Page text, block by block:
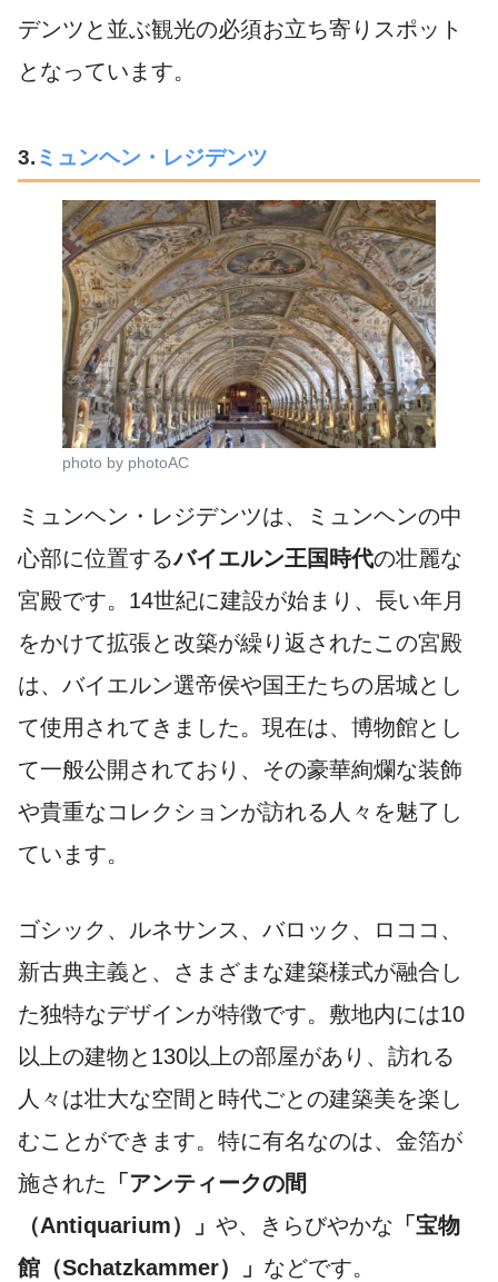
デンツと並ぶ観光の必須お立ち寄りスポット
となっています。
3. ミュンヘン・レジデンツ
photo by photoAC
ミュンヘン・レジデンツは、ミュンヘンの中
心部に位置するバイエルン王国時代の壮麗な
宮殿です。14世紀に建設が始まり、長い年月
をかけて拡張と改築が繰り返されたこの宮殿
は、バイエルン選帝侯や国王たちの居城とし
て使用されてきました。現在は、博物館とし
て一般公開されており、その豪華絢爛な装飾
や貴重なコレクションが訪れる人々を魅了し
ています。
ゴシック、ルネサンス、バロック、ロココ、
新古典主義と、さまざまな建築様式が融合し
た独特なデザインが特徴です。敷地内には10
以上の建物と130以上の部屋があり、訪れる
人々は壮大な空間と時代ごとの建築美を楽し
むことができます。特に有名なのは、金箔が
施された 「アンティークの間
（Antiquarium）」 や、きらびやかな 「宝物
館（Schatzkammer）」 などです。